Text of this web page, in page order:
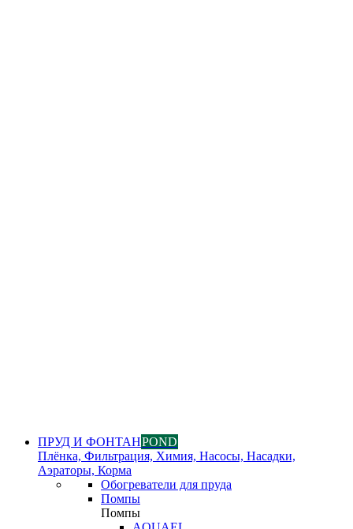
ПРУД И ФОНТАНPOND
Плёнка, Фильтрация, Химия, Насосы, Насадки,
Аэраторы, Корма
Обогреватели для пруда
Помпы
Помпы